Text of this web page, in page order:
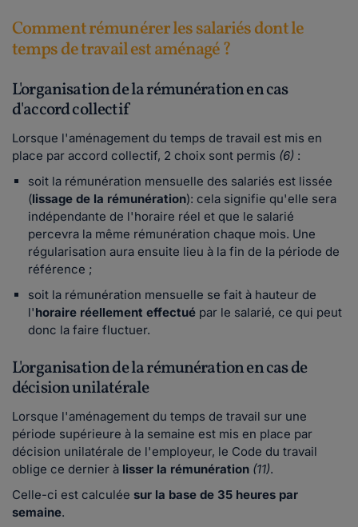
Comment rémunérer les salariés dont le
temps de travail est aménagé ?
L'organisation de la rémunération en cas
d'accord collectif
Lorsque l'aménagement du temps de travail est mis en
place par accord collectif, 2 choix sont permis (6) :
soit la rémunération mensuelle des salariés est lissée
(lissage de la rémunération): cela signifie qu'elle sera
indépendante de l'horaire réel et que le salarié
percevra la même rémunération chaque mois. Une
régularisation aura ensuite lieu à la fin de la période de
référence ;
soit la rémunération mensuelle se fait à hauteur de
l'horaire réellement effectué par le salarié, ce qui peut
donc la faire fluctuer.
L'organisation de la rémunération en cas de
décision unilatérale
Lorsque l'aménagement du temps de travail sur une
période supérieure à la semaine est mis en place par
décision unilatérale de l'employeur, le Code du travail
oblige ce dernier à lisser la rémunération (11).
Celle-ci est calculée sur la base de 35 heures par
semaine.